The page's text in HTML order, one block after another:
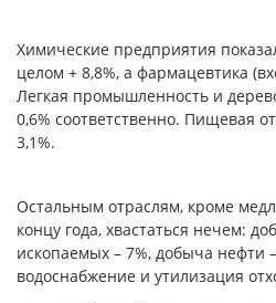
Химические предприятия
целом + 8,8%, а фармацевтика
Легкая промышленность и
0,6% соответственно. Пищевая
3,1%.
Остальным отраслям, кроме
концу года, хвастаться нечем:
ископаемых – 7%, добыча нефти
водоснабжение и утилизация